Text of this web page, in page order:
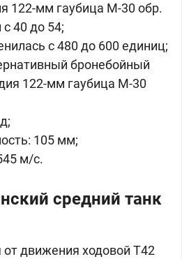
122-мм гаубица М-30 обр.
40 до 54;
с 480 до 600 единиц;
бронебойный
122-мм гаубица М-30
105 мм;
м/с.
средний танк
от движения ходовой Т42